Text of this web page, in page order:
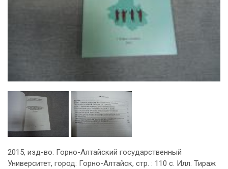
2015, изд-во: Горно-Алтайский государственный
Университет, город: Горно-Алтайск, стр. : 110 с. Илл. Тираж